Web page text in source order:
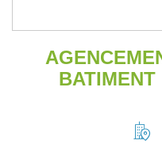
BATIMENT